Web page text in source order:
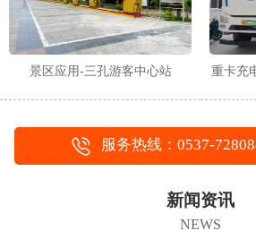
景区应用-三孔游客中心站
重卡充
服务热线：0537-
新闻资讯
NEWS